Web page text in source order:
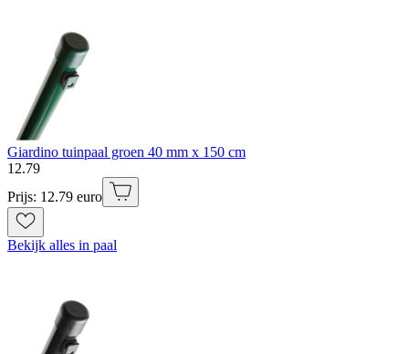
Giardino tuinpaal groen 40 mm x 150 cm
12.79
Prijs: 12.79 euro
Bekijk alles in paal